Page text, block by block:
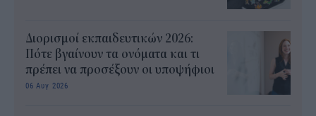
Διορισμοί εκπαιδευτικών 2026:
Πότε βγαίνουν τα ονόματα και τι
πρέπει να προσέξουν οι υποψήφιοι
06 Αυγ 2026